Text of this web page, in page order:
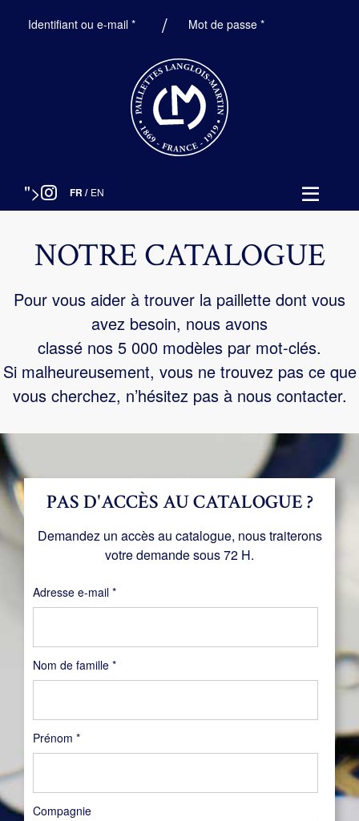
Identifiant ou e-mail *ObligatoireMot de passe*Obligatoire
"> FR / EN
NOTRE CATALOGUE
Pour vous aider à trouver la paillette dont vous
avez besoin, nous avons
classé nos 5 000 modèles par mot-clés.
Si malheureusement, vous ne trouvez pas ce que
vous cherchez, n’hésitez pas à nous contacter.
Nom de famille *
Prénom *
Compagnie
PAS D'ACCÈS AU CATALOGUE ?
Demandez un accès au catalogue, nous traiterons
votre demande sous 72 H.
Adresse e-mail *Obligatoire